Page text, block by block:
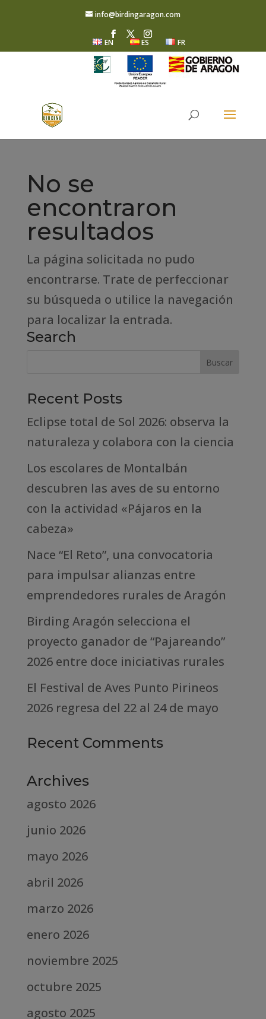
info@birdingaragon.com
EN ES FR
No se
encontraron
resultados
La página solicitada no pudo
encontrarse. Trate de perfeccionar
su búsqueda o utilice la navegación
para localizar la entrada.
Search
Recent Posts
Eclipse total de Sol 2026: observa la
naturaleza y colabora con la ciencia
Los escolares de Montalbán
descubren las aves de su entorno
con la actividad «Pájaros en la
cabeza»
Nace “El Reto”, una convocatoria
para impulsar alianzas entre
emprendedores rurales de Aragón
Birding Aragón selecciona el
proyecto ganador de “Pajareando”
2026 entre doce iniciativas rurales
El Festival de Aves Punto Pirineos
2026 regresa del 22 al 24 de mayo
Recent Comments
Archives
agosto 2026
junio 2026
mayo 2026
abril 2026
marzo 2026
enero 2026
noviembre 2025
octubre 2025
agosto 2025